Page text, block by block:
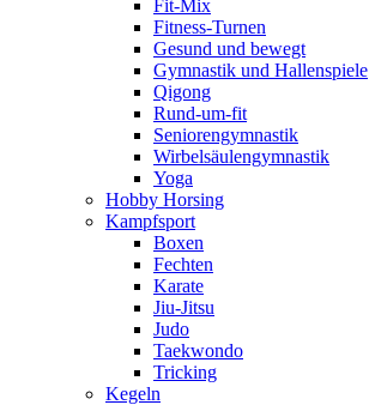
Fit-Mix
Fitness-Turnen
Gesund und bewegt
Gymnastik und Hallenspiele
Qigong
Rund-um-fit
Seniorengymnastik
Wirbelsäulengymnastik
Yoga
Hobby Horsing
Kampfsport
Boxen
Fechten
Karate
Jiu-Jitsu
Judo
Taekwondo
Tricking
Kegeln